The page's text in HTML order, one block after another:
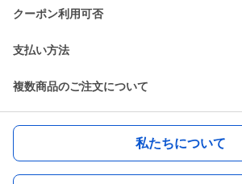
クーポン利用可否
支払い方法
複数商品のご注文について
私たちについて